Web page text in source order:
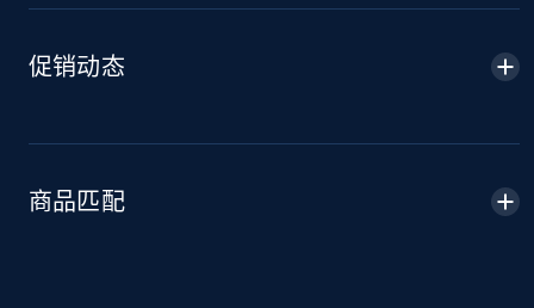
Amazon sellers info
促销动态
商品匹配